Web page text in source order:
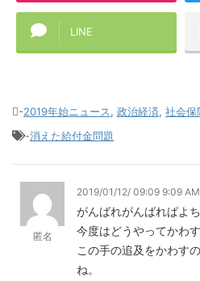
LINE
-2019年始ニュース, 政治経済, 社会保
-消えた給付金問題
匿名
2019/01/12/ 09:09 9:09 AM
がんばれがんばれぱよ
今度はどうやってかわす
この手の追及をかわす
ね。